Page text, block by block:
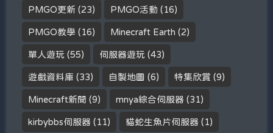
PMGO更新 (23) PMGO活動 (16)
PMGO教學 (16) Minecraft Earth (2)
單人遊玩 (55) 伺服器遊玩 (43)
遊戲資料庫 (33) 自製地圖 (6) 特集欣賞 (9)
Minecraft新聞 (9) mnya綜合伺服器 (31)
kirbybbs伺服器 (11) 貓蛇生魚片伺服器 (1)